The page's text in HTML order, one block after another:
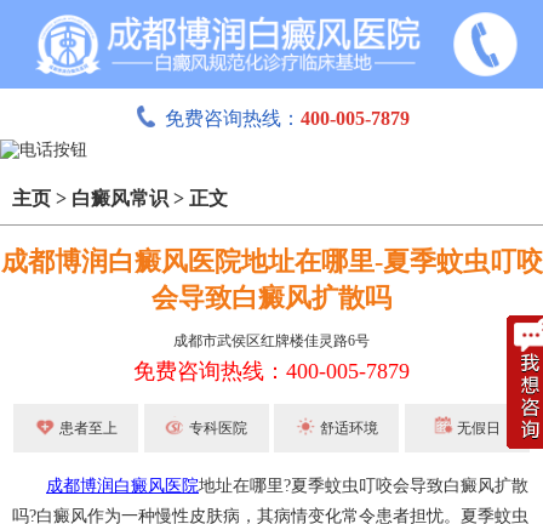
免费咨询热线： 400-005-7879
主页 > 白癜风常识 > 正文
成都博润白癜风医院地址在哪里-夏季蚊虫叮咬
会导致白癜风扩散吗
成都市武侯区红牌楼佳灵路6号
免费咨询热线：400-005-7879
患者至上 专科医院 舒适环境 无假日
成都博润白癜风医院地址在哪里?夏季蚊虫叮咬会导致白癜风扩散
吗?白癜风作为一种慢性皮肤病，其病情变化常令患者担忧。夏季蚊虫